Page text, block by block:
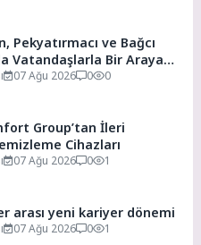
Pekyatırmacı ve Bağcı
Vatandaşlarla Bir Araya
07 Ağu 2026 0 0
Group’tan İleri
Cihazları
07 Ağu 2026 0 1
arası yeni kariyer dönemi
07 Ağu 2026 0 1